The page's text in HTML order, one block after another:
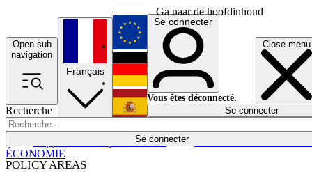
Ga naar de hoofdinhoud
Open sub
navigation
Close menu
Recherche
Se connecter
POLICY AREAS
Économie
Français
English
Deutsch
Español
Se connecter
Vous êtes déconnecté.
Se connecter
ÉCONOMIE